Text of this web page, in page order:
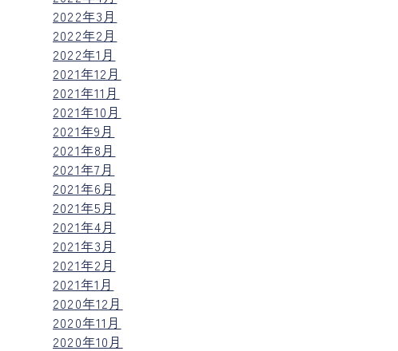
2022年3月
2022年2月
2022年1月
2021年12月
2021年11月
2021年10月
2021年9月
2021年8月
2021年7月
2021年6月
2021年5月
2021年4月
2021年3月
2021年2月
2021年1月
2020年12月
2020年11月
2020年10月